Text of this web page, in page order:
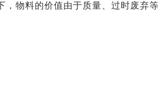
，物料的价值由于质量、过时废弃等